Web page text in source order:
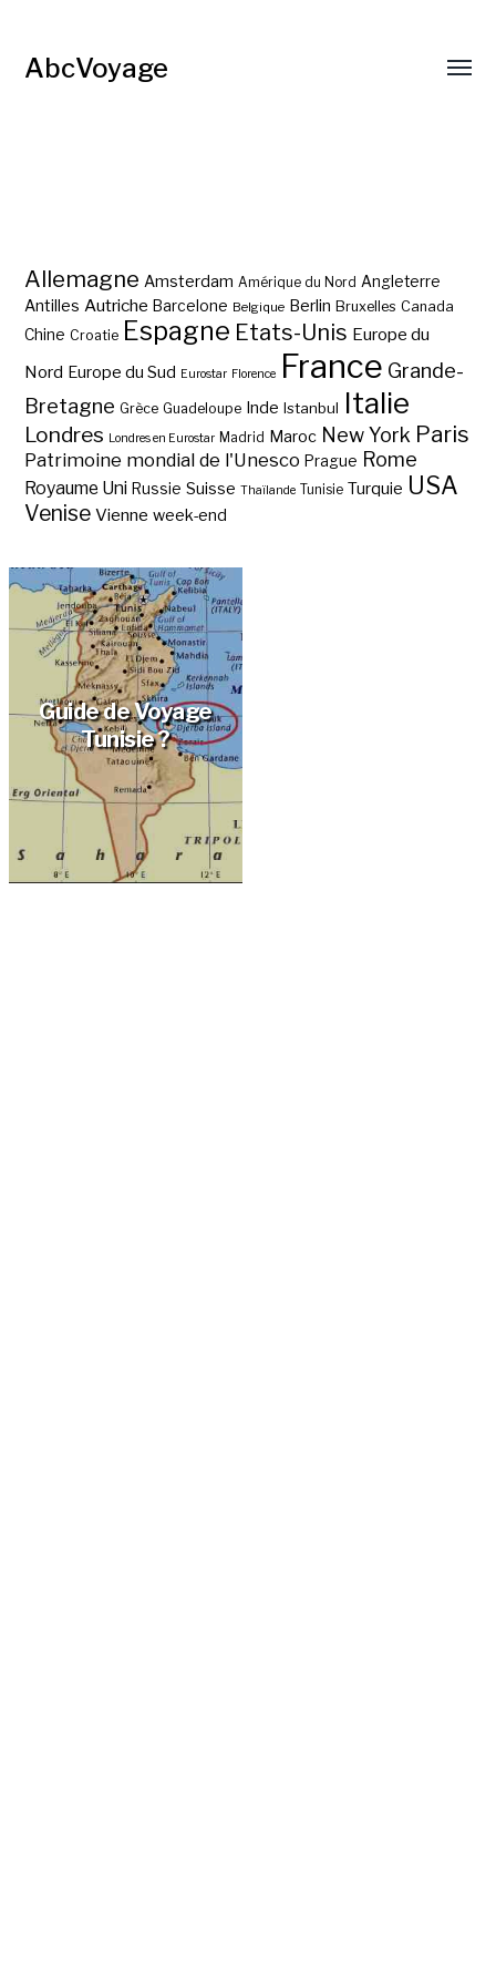
AbcVoyage
Allemagne Amsterdam Amérique du Nord Angleterre
Antilles Autriche Barcelone Belgique Berlin Bruxelles Canada
Chine Croatie Espagne Etats-Unis Europe du
Nord Europe du Sud Eurostar Florence France Grande-
Bretagne Grèce Guadeloupe Inde Istanbul Italie
Londres Londres en Eurostar Madrid Maroc New York Paris
Patrimoine mondial de l'Unesco Prague Rome
Royaume Uni Russie Suisse Thaïlande Tunisie Turquie USA
Venise Vienne week-end
Guide de Voyage
Tunisie ?